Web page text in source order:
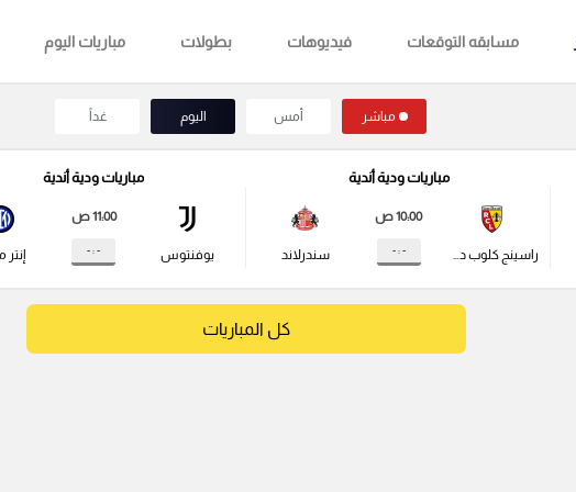
مسابقه التوقعات فيديوهات بطولات مباريات اليوم
مباشر أمس اليوم غداً
مباريات ودية أندية
راسينج كلوب دي لانس
10:00 ص
- : - سندرلاند
مباريات ودية أندية
يوفنتوس
11:00 ص
- : - إنتر
كل المباريات